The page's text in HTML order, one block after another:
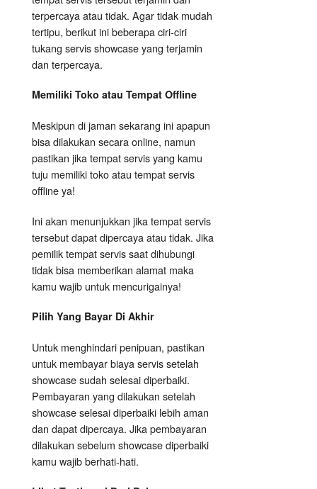
terpercaya atau tidak. Agar tidak mudah
tertipu, berikut ini beberapa ciri-ciri
tukang servis showcase yang terjamin
dan terpercaya.
Memiliki Toko atau Tempat Offline
Meskipun di jaman sekarang ini apapun
bisa dilakukan secara online, namun
pastikan jika tempat servis yang kamu
tuju memiliki toko atau tempat servis
offline ya!
Ini akan menunjukkan jika tempat servis
tersebut dapat dipercaya atau tidak. Jika
pemilik tempat servis saat dihubungi
tidak bisa memberikan alamat maka
kamu wajib untuk mencurigainya!
Pilih Yang Bayar Di Akhir
Untuk menghindari penipuan, pastikan
untuk membayar biaya servis setelah
showcase sudah selesai diperbaiki.
Pembayaran yang dilakukan setelah
showcase selesai diperbaiki lebih aman
dan dapat dipercaya. Jika pembayaran
dilakukan sebelum showcase diperbaiki
kamu wajib berhati-hati.